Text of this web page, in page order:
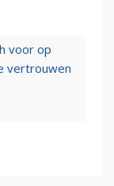
voor op
vertrouwen